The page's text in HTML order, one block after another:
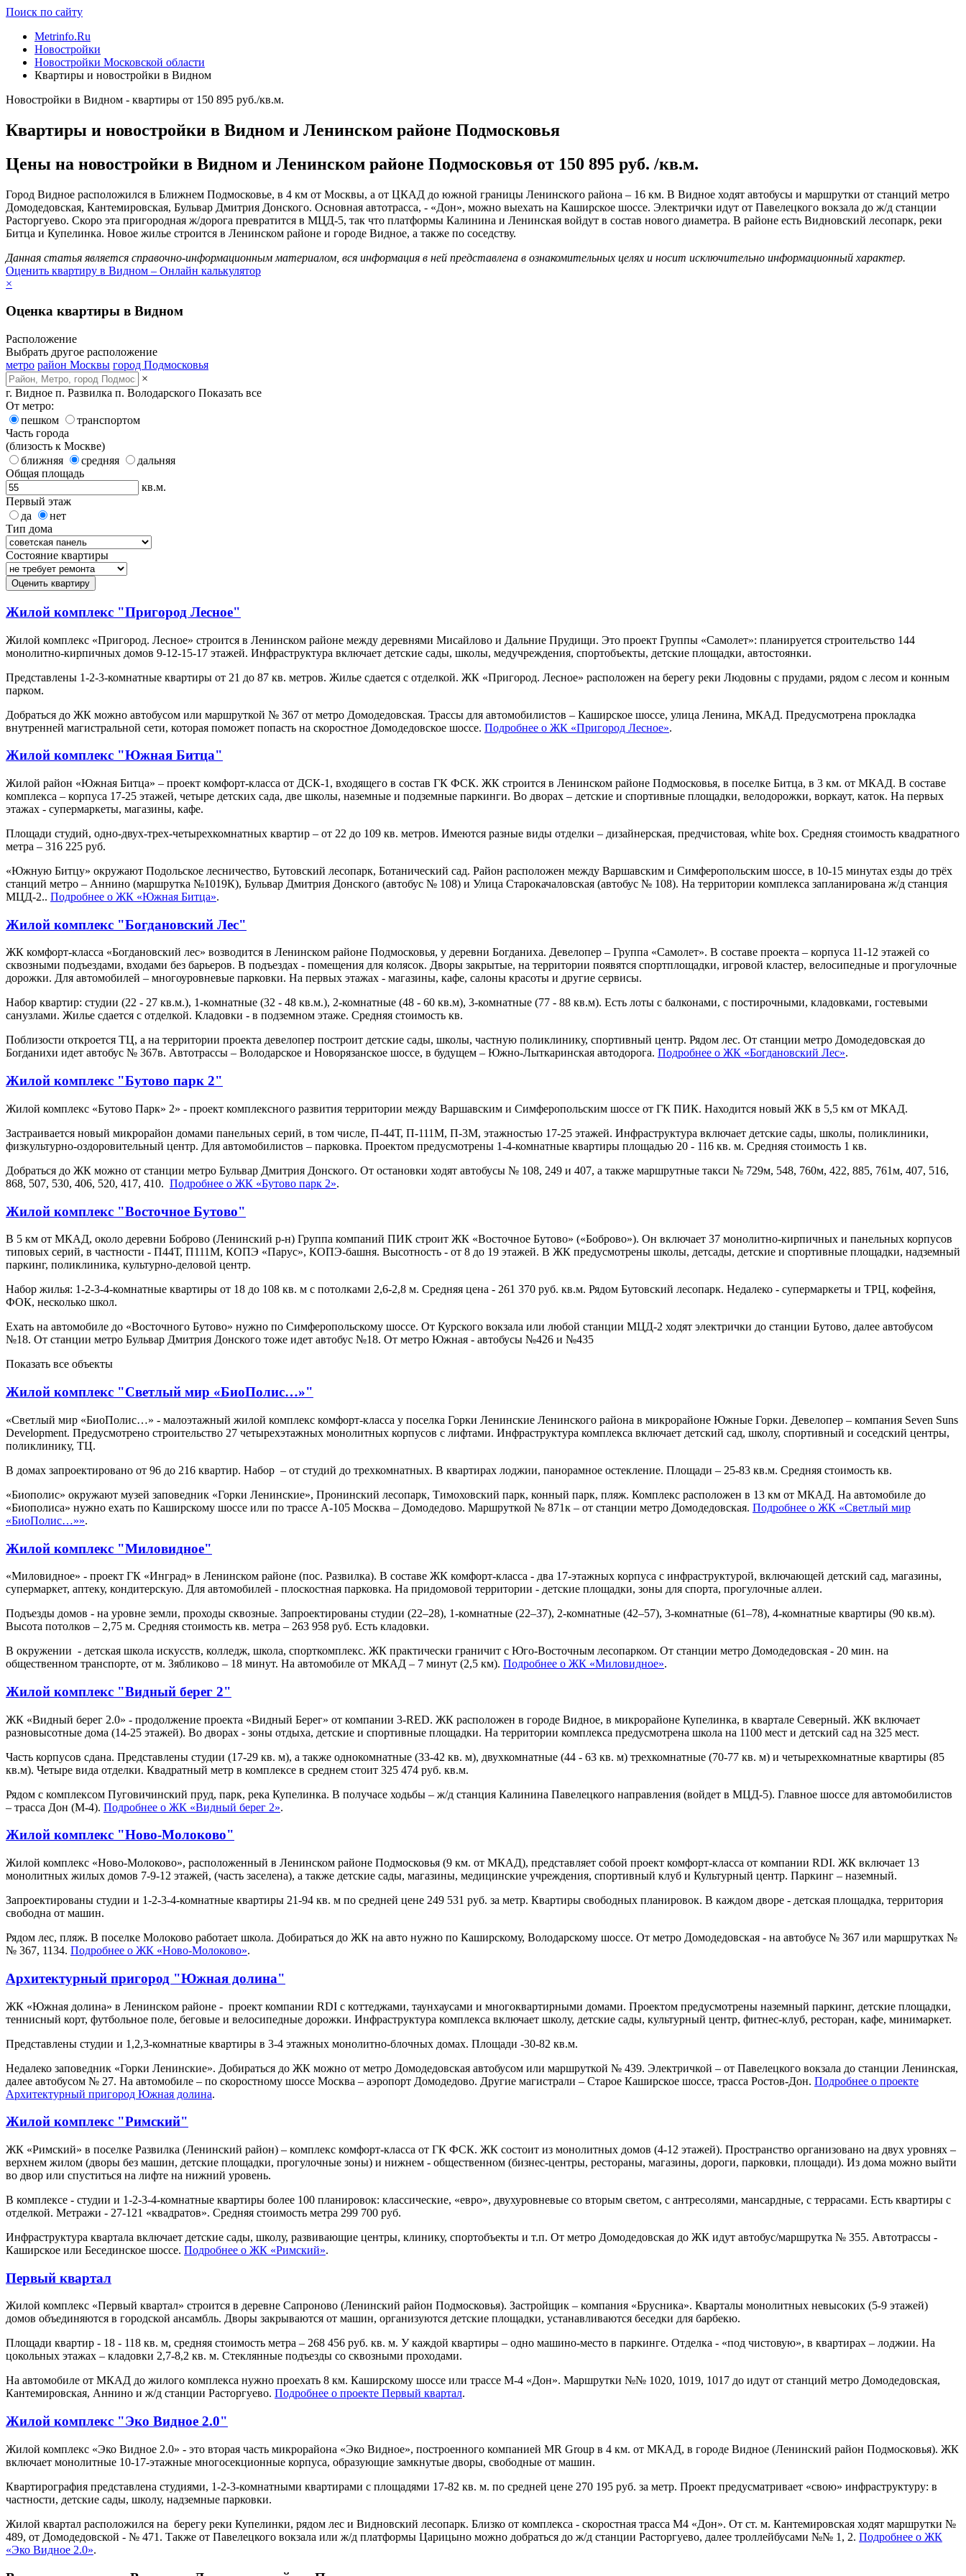
Поиск по сайту
Metrinfo.Ru
Новостройки
Новостройки Московской области
Квартиры и новостройки в Видном
Новостройки в Видном - квартиры от 150 895 руб./кв.м.
Квартиры и новостройки в Видном и Ленинском районе Подмосковья
Цены на новостройки в Видном и Ленинском районе Подмосковья от 150 895 руб. /кв.м.
Город Видное расположился в Ближнем Подмосковье, в 4 км от Москвы, а от ЦКАД до южной границы Ленинского района – 16 км. В Видное ходят автобусы и маршрутки от станций метро
Домодедовская, Кантемировская, Бульвар Дмитрия Донского. Основная автотрасса, - «Дон», можно выехать на Каширское шоссе. Электрички идут от Павелецкого вокзала до ж/д станции
Расторгуево. Скоро эта пригородная ж/дорога превратится в МЦД-5, так что платформы Калинина и Ленинская войдут в состав нового диаметра. В районе есть Видновский лесопарк, реки
Битца и Купелинка. Новое жилье строится в Ленинском районе и городе Видное, а также по соседству.
Данная статья является справочно-информационным материалом, вся информация в ней представлена в ознакомительных целях и носит исключительно информационный характер.
Оценить квартиру в Видном – Онлайн калькулятор
×
Оценка квартиры в Видном
Расположение
Выбрать другое расположение
метро район Москвы город Подмосковья
×
г. Видное п. Развилка п. Володарского Показать все
От метро:
пешком
транспортом
Часть города
(близость к Москве)
ближняя
средняя
дальняя
Общая площадь
кв.м.
Первый этаж
да
нет
Тип дома
Состояние квартиры
Оценить квартиру
Жилой комплекс "Пригород Лесное"
Жилой комплекс «Пригород. Лесное» строится в Ленинском районе между деревнями Мисайлово и Дальние Прудищи. Это проект Группы «Самолет»: планируется строительство 144
монолитно-кирпичных домов 9-12-15-17 этажей. Инфраструктура включает детские сады, школы, медучреждения, спортобъекты, детские площадки, автостоянки.
Представлены 1-2-3-комнатные квартиры от 21 до 87 кв. метров. Жилье сдается с отделкой. ЖК «Пригород. Лесное» расположен на берегу реки Людовны с прудами, рядом с лесом и конным
парком.
Добраться до ЖК можно автобусом или маршруткой № 367 от метро Домодедовская. Трассы для автомобилистов – Каширское шоссе, улица Ленина, МКАД. Предусмотрена прокладка
внутренней магистральной сети, которая поможет попасть на скоростное Домодедовское шоссе. Подробнее о ЖК «Пригород Лесное».
Жилой комплекс "Южная Битца"
Жилой район «Южная Битца» – проект комфорт-класса от ДСК-1, входящего в состав ГК ФСК. ЖК строится в Ленинском районе Подмосковья, в поселке Битца, в 3 км. от МКАД. В составе
комплекса – корпуса 17-25 этажей, четыре детских сада, две школы, наземные и подземные паркинги. Во дворах – детские и спортивные площадки, велодорожки, воркаут, каток. На первых
этажах - супермаркеты, магазины, кафе.
Площади студий, одно-двух-трех-четырехкомнатных квартир – от 22 до 109 кв. метров. Имеются разные виды отделки – дизайнерская, предчистовая, white box. Средняя стоимость квадратного
метра – 316 225 руб.
«Южную Битцу» окружают Подольское лесничество, Бутовский лесопарк, Ботанический сад. Район расположен между Варшавским и Симферопольским шоссе, в 10-15 минутах езды до трёх
станций метро – Аннино (маршрутка №1019К), Бульвар Дмитрия Донского (автобус № 108) и Улица Старокачаловская (автобус № 108). На территории комплекса запланирована ж/д станция
МЦД-2.. Подробнее о ЖК «Южная Битца».
Жилой комплекс "Богдановский Лес"
ЖК комфорт-класса «Богдановский лес» возводится в Ленинском районе Подмосковья, у деревни Богданиха. Девелопер – Группа «Самолет». В составе проекта – корпуса 11-12 этажей со
сквозными подъездами, входами без барьеров. В подъездах - помещения для колясок. Дворы закрытые, на территории появятся спортплощадки, игровой кластер, велосипедные и прогулочные
дорожки. Для автомобилей – многоуровневые парковки. На первых этажах - магазины, кафе, салоны красоты и другие сервисы.
Набор квартир: студии (22 - 27 кв.м.), 1-комнатные (32 - 48 кв.м.), 2-комнатные (48 - 60 кв.м), 3-комнатные (77 - 88 кв.м). Есть лоты с балконами, с постирочными, кладовками, гостевыми
санузлами. Жилье сдается с отделкой. Кладовки - в подземном этаже. Средняя стоимость кв.
Поблизости откроется ТЦ, а на территории проекта девелопер построит детские сады, школы, частную поликлинику, спортивный центр. Рядом лес. От станции метро Домодедовская до
Богданихи идет автобус № 367в. Автотрассы – Володарское и Новорязанское шоссе, в будущем – Южно-Лыткаринская автодорога. Подробнее о ЖК «Богдановский Лес».
Жилой комплекс "Бутово парк 2"
Жилой комплекс «Бутово Парк» 2» - проект комплексного развития территории между Варшавским и Симферопольским шоссе от ГК ПИК. Находится новый ЖК в 5,5 км от МКАД.
Застраивается новый микрорайон домами панельных серий, в том числе, П-44Т, П-111М, П-3М, этажностью 17-25 этажей. Инфраструктура включает детские сады, школы, поликлиники,
физкультурно-оздоровительный центр. Для автомобилистов – парковка. Проектом предусмотрены 1-4-комнатные квартиры площадью 20 - 116 кв. м. Средняя стоимость 1 кв.
Добраться до ЖК можно от станции метро Бульвар Дмитрия Донского. От остановки ходят автобусы № 108, 249 и 407, а также маршрутные такси № 729м, 548, 760м, 422, 885, 761м, 407, 516,
868, 507, 530, 406, 520, 417, 410. Подробнее о ЖК «Бутово парк 2».
Жилой комплекс "Восточное Бутово"
В 5 км от МКАД, около деревни Боброво (Ленинский р-н) Группа компаний ПИК строит ЖК «Восточное Бутово» («Боброво»). Он включает 37 монолитно-кирпичных и панельных корпусов
типовых серий, в частности - П44Т, П111М, КОПЭ «Парус», КОПЭ-башня. Высотность - от 8 до 19 этажей. В ЖК предусмотрены школы, детсады, детские и спортивные площадки, надземный
паркинг, поликлиника, культурно-деловой центр.
Набор жилья: 1-2-3-4-комнатные квартиры от 18 до 108 кв. м с потолками 2,6-2,8 м. Средняя цена - 261 370 руб. кв.м. Рядом Бутовский лесопарк. Недалеко - супермаркеты и ТРЦ, кофейня,
ФОК, несколько школ.
Ехать на автомобиле до «Восточного Бутово» нужно по Симферопольскому шоссе. От Курского вокзала или любой станции МЦД-2 ходят электрички до станции Бутово, далее автобусом
№18. От станции метро Бульвар Дмитрия Донского тоже идет автобус №18. От метро Южная - автобусы №426 и №435
Показать все объекты
Жилой комплекс "Светлый мир «БиоПолис…»"
«Светлый мир «БиоПолис…» - малоэтажный жилой комплекс комфорт-класса у поселка Горки Ленинские Ленинского района в микрорайоне Южные Горки. Девелопер – компания Seven Suns
Development. Предусмотрено строительство 27 четырехэтажных монолитных корпусов с лифтами. Инфраструктура комплекса включает детский сад, школу, спортивный и соседский центры,
поликлинику, ТЦ.
В домах запроектировано от 96 до 216 квартир. Набор – от студий до трехкомнатных. В квартирах лоджии, панорамное остекление. Площади – 25-83 кв.м. Средняя стоимость кв.
«Биополис» окружают музей заповедник «Горки Ленинские», Пронинский лесопарк, Тимоховский парк, конный парк, пляж. Комплекс расположен в 13 км от МКАД. На автомобиле до
«Биополиса» нужно ехать по Каширскому шоссе или по трассе А-105 Москва – Домодедово. Маршруткой № 871к – от станции метро Домодедовская. Подробнее о ЖК «Светлый мир
«БиоПолис…»».
Жилой комплекс "Миловидное"
«Миловидное» - проект ГК «Инград» в Ленинском районе (пос. Развилка). В составе ЖК комфорт-класса - два 17-этажных корпуса с инфраструктурой, включающей детский сад, магазины,
супермаркет, аптеку, кондитерскую. Для автомобилей - плоскостная парковка. На придомовой территории - детские площадки, зоны для спорта, прогулочные аллеи.
Подъезды домов - на уровне земли, проходы сквозные. Запроектированы студии (22–28), 1-комнатные (22–37), 2-комнатные (42–57), 3-комнатные (61–78), 4-комнатные квартиры (90 кв.м).
Высота потолков – 2,75 м. Средняя стоимость кв. метра – 263 958 руб. Есть кладовки.
В окружении - детская школа искусств, колледж, школа, спорткомплекс. ЖК практически граничит с Юго-Восточным лесопарком. От станции метро Домодедовская - 20 мин. на
общественном транспорте, от м. Зябликово – 18 минут. На автомобиле от МКАД – 7 минут (2,5 км). Подробнее о ЖК «Миловидное».
Жилой комплекс "Видный берег 2"
ЖК «Видный берег 2.0» - продолжение проекта «Видный Берег» от компании 3-RED. ЖК расположен в городе Видное, в микрорайоне Купелинка, в квартале Северный. ЖК включает
разновысотные дома (14-25 этажей). Во дворах - зоны отдыха, детские и спортивные площадки. На территории комплекса предусмотрена школа на 1100 мест и детский сад на 325 мест.
Часть корпусов сдана. Представлены студии (17-29 кв. м), а также однокомнатные (33-42 кв. м), двухкомнатные (44 - 63 кв. м) трехкомнатные (70-77 кв. м) и четырехкомнатные квартиры (85
кв.м). Четыре вида отделки. Квадратный метр в комплексе в среднем стоит 325 474 руб. кв.м.
Рядом с комплексом Пуговичинский пруд, парк, река Купелинка. В получасе ходьбы – ж/д станция Калинина Павелецкого направления (войдет в МЦД-5). Главное шоссе для автомобилистов
– трасса Дон (М-4). Подробнее о ЖК «Видный берег 2».
Жилой комплекс "Ново-Молоково"
Жилой комплекс «Ново-Молоково», расположенный в Ленинском районе Подмосковья (9 км. от МКАД), представляет собой проект комфорт-класса от компании RDI. ЖК включает 13
монолитных жилых домов 7-9-12 этажей, (часть заселена), а также детские сады, магазины, медицинские учреждения, спортивный клуб и Культурный центр. Паркинг – наземный.
Запроектированы студии и 1-2-3-4-комнатные квартиры 21-94 кв. м по средней цене 249 531 руб. за метр. Квартиры свободных планировок. В каждом дворе - детская площадка, территория
свободна от машин.
Рядом лес, пляж. В поселке Молоково работает школа. Добираться до ЖК на авто нужно по Каширскому, Володарскому шоссе. От метро Домодедовская - на автобусе № 367 или маршрутках №
№ 367, 1134. Подробнее о ЖК «Ново-Молоково».
Архитектурный пригород "Южная долина"
ЖК «Южная долина» в Ленинском районе - проект компании RDI с коттеджами, таунхаусами и многоквартирными домами. Проектом предусмотрены наземный паркинг, детские площадки,
теннисный корт, футбольное поле, беговые и велосипедные дорожки. Инфраструктура комплекса включает школу, детские сады, культурный центр, фитнес-клуб, ресторан, кафе, минимаркет.
Представлены студии и 1,2,3-комнатные квартиры в 3-4 этажных монолитно-блочных домах. Площади -30-82 кв.м.
Недалеко заповедник «Горки Ленинские». Добираться до ЖК можно от метро Домодедовская автобусом или маршруткой № 439. Электричкой – от Павелецкого вокзала до станции Ленинская,
далее автобусом № 27. На автомобиле – по скоростному шоссе Москва – аэропорт Домодедово. Другие магистрали – Старое Каширское шоссе, трасса Ростов-Дон. Подробнее о проекте
Архитектурный пригород Южная долина.
Жилой комплекс "Римский"
ЖК «Римский» в поселке Развилка (Ленинский район) – комплекс комфорт-класса от ГК ФСК. ЖК состоит из монолитных домов (4-12 этажей). Пространство организовано на двух уровнях –
верхнем жилом (дворы без машин, детские площадки, прогулочные зоны) и нижнем - общественном (бизнес-центры, рестораны, магазины, дороги, парковки, площади). Из дома можно выйти
во двор или спуститься на лифте на нижний уровень.
В комплексе - студии и 1-2-3-4-комнатные квартиры более 100 планировок: классические, «евро», двухуровневые со вторым светом, с антресолями, мансардные, с террасами. Есть квартиры с
отделкой. Метражи - 27-121 «квадратов». Средняя стоимость метра 299 700 руб.
Инфраструктура квартала включает детские сады, школу, развивающие центры, клинику, спортобъекты и т.п. От метро Домодедовская до ЖК идут автобус/маршрутка № 355. Автотрассы -
Каширское или Бесединское шоссе. Подробнее о ЖК «Римский».
Первый квартал
Жилой комплекс «Первый квартал» строится в деревне Сапроново (Ленинский район Подмосковья). Застройщик – компания «Брусника». Кварталы монолитных невысоких (5-9 этажей)
домов объединяются в городской ансамбль. Дворы закрываются от машин, организуются детские площадки, устанавливаются беседки для барбекю.
Площади квартир - 18 - 118 кв. м, средняя стоимость метра – 268 456 руб. кв. м. У каждой квартиры – одно машино-место в паркинге. Отделка - «под чистовую», в квартирах – лоджии. На
цокольных этажах – кладовки 2,7-8,2 кв. м. Стеклянные подъезды со сквозными проходами.
На автомобиле от МКАД до жилого комплекса нужно проехать 8 км. Каширскому шоссе или трассе М-4 «Дон». Маршрутки №№ 1020, 1019, 1017 до идут от станций метро Домодедовская,
Кантемировская, Аннино и ж/д станции Расторгуево. Подробнее о проекте Первый квартал.
Жилой комплекс "Эко Видное 2.0"
Жилой комплекс «Эко Видное 2.0» - это вторая часть микрорайона «Эко Видное», построенного компанией MR Group в 4 км. от МКАД, в городе Видное (Ленинский район Подмосковья). ЖК
включает монолитные 10-17-этажные многосекционные корпуса, образующие замкнутые дворы, свободные от машин.
Квартирография представлена студиями, 1-2-3-комнатными квартирами с площадями 17-82 кв. м. по средней цене 270 195 руб. за метр. Проект предусматривает «свою» инфраструктуру: в
частности, детские сады, школу, надземные парковки.
Жилой квартал расположился на берегу реки Купелинки, рядом лес и Видновский лесопарк. Близко от комплекса - скоростная трасса М4 «Дон». От ст. м. Кантемировская ходят маршрутки №
489, от Домодедовской - № 471. Также от Павелецкого вокзала или ж/д платформы Царицыно можно добраться до ж/д станции Расторгуево, далее троллейбусами №№ 1, 2. Подробнее о ЖК
«Эко Видное 2.0».